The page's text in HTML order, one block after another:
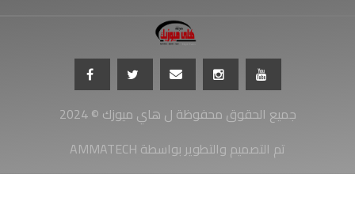
جميع الحقوق محفوظة ل هاي ميوزك © 2024
AMMATECH تم التصميم والتطوير بواسطة